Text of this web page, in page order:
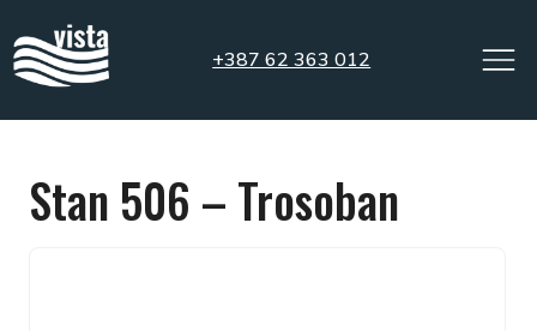
+387 62 363 012
Stan 506 – Trosoban